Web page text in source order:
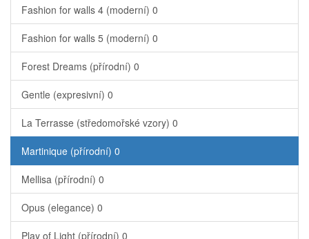
Fashion for walls 4 (moderní) 0
Fashion for walls 5 (moderní) 0
Forest Dreams (přírodní) 0
Gentle (expresivní) 0
La Terrasse (středomořské vzory) 0
Martinique (přírodní) 0
Mellisa (přírodní) 0
Opus (elegance) 0
Play of Light (přírodní) 0